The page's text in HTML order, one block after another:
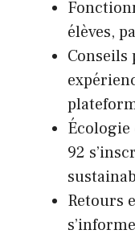
élèves,
92
Retours